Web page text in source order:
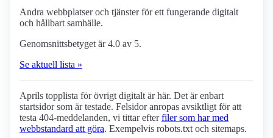
Andra webbplatser och tjänster för ett fungerande digitalt
och hållbart samhälle.
Genomsnittsbetyget är 4.0 av 5.
Se aktuell lista »
Aprils topplista för övrigt digitalt är här. Det är enbart
startsidor som är testade. Felsidor anropas avsiktligt för att
testa 404-meddelanden, vi tittar efterfiler som har med
webbstandard att göra. Exempelvis robots.txt och sitemaps.